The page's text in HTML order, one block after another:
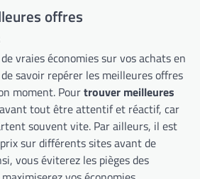
offres
vraies économies sur vos achats en
savoir repérer les meilleures offres
moment. Pourtrouver meilleures
tout être attentif et réactif, car
souvent vite. Par ailleurs, il est
sur différents sites avant de
vous éviterez les pièges des